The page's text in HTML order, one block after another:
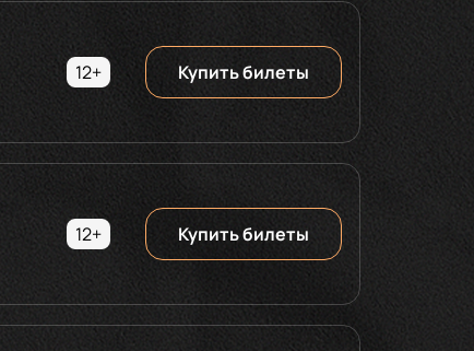
12+ Купить билеты
12+ Купить билеты